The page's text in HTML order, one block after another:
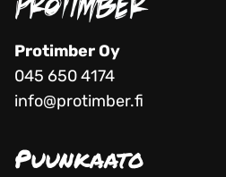
Protimber Oy
045 650 4174
info@protimber.fi
Puunkaato